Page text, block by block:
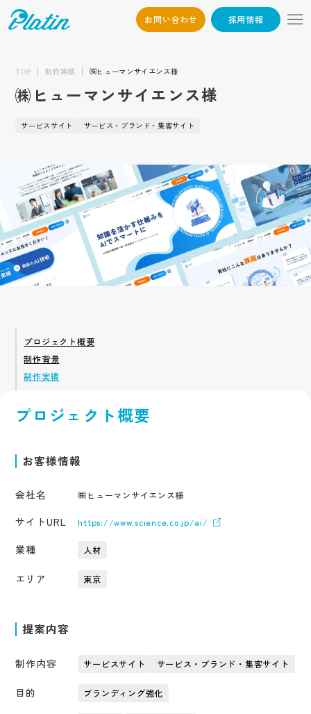
お問い合わせ 採用情報
9794
Tokyo： 03-6868-3851
お問い合わせ
トップ
企業情報
会社概要
代表挨拶
お知らせ
サービス
採用ツール制作
サービスサイト制作
よくある質問
TOP 制作実績 ㈱ヒューマンサイエンス様
㈱ヒューマンサイエンス様
サービスサイト サービス・ブランド・集客サイト
プロジェクト概要
お客様情報
会社名 ㈱ヒューマンサイエンス様
サイトURL https://www.science.co.jp/ai/
業種 人材
エリア 東京
提案内容
制作内容 サービスサイト サービス・ブランド・集客サイト
目的 ブランディング強化
プロジェクト概要
制作背景
制作実績